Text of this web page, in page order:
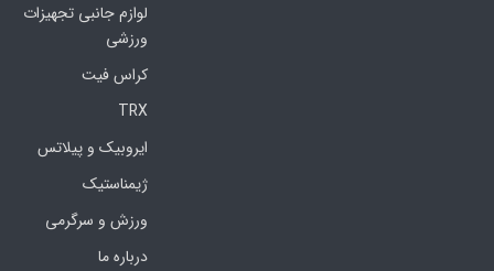
لوازم جانبی تجهیزات
ورزشی
کراس فیت
TRX
ایروبیک و پیلاتس
ژیمناستیک
ورزش و سرگرمی
درباره ما